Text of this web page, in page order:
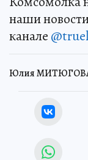
наши
канале
Юлия